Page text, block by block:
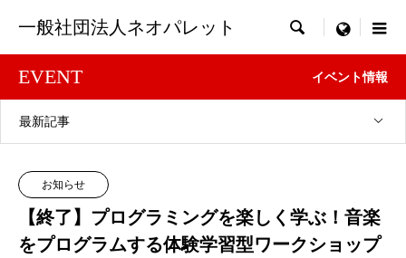
一般社団法人ネオパレット  menu
EVENT イベント情報
最新記事
お知らせ
【終了】プログラミングを楽しく学ぶ！音楽
をプログラムする体験学習型ワークショップ